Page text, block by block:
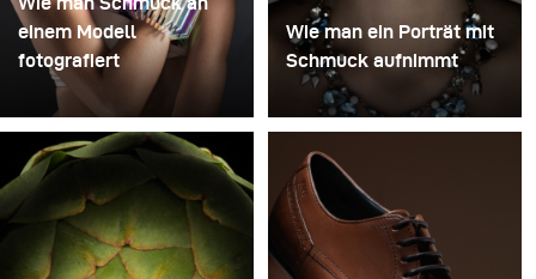
einem Modell
fotografiert
Wie man ein Porträt mit
Schmuck aufnimmt